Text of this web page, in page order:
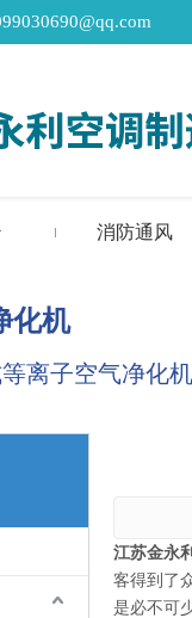
消防通风
化机
离子空气净化机
江苏金永
客得到了
是必不可